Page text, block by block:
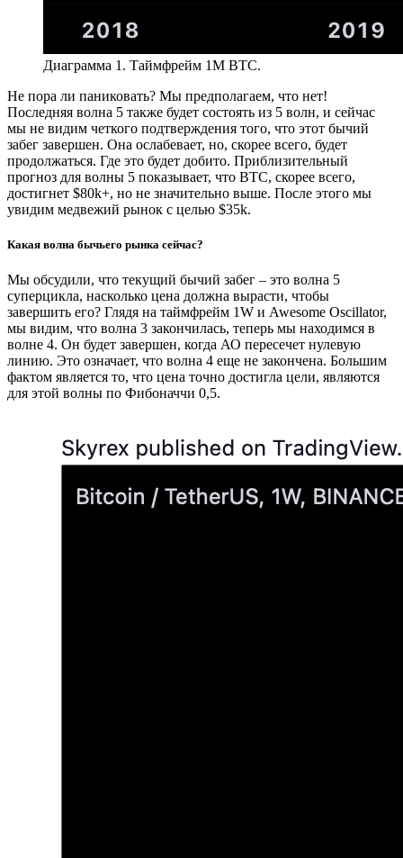
Диаграмма 1. Таймфрейм 1M BTC.
Не пора ли паниковать? Мы предполагаем, что нет!
Последняя волна 5 также будет состоять из 5 волн, и сейчас
мы не видим четкого подтверждения того, что этот бычий
забег завершен. Она ослабевает, но, скорее всего, будет
продолжаться. Где это будет добито. Приблизительный
прогноз для волны 5 показывает, что BTC, скорее всего,
достигнет $80k+, но не значительно выше. После этого мы
увидим медвежий рынок с целью $35k.
Какая волна бычьего рынка сейчас?
Мы обсудили, что текущий бычий забег – это волна 5
суперцикла, насколько цена должна вырасти, чтобы
завершить его? Глядя на таймфрейм 1W и Awesome Oscillator,
мы видим, что волна 3 закончилась, теперь мы находимся в
волне 4. Он будет завершен, когда АО пересечет нулевую
линию. Это означает, что волна 4 еще не закончена. Большим
фактом является то, что цена точно достигла цели, являются
для этой волны по Фибоначчи 0,5.